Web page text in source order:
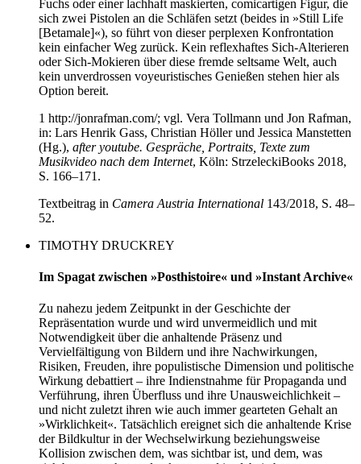
Fuchs oder einer lachhaft maskierten, comicartigen Figur, die
sich zwei Pistolen an die Schläfen setzt (beides in »Still Life
[Betamale]«), so führt von dieser perplexen Konfrontation
kein einfacher Weg zurück. Kein reflexhaftes Sich-Alterieren
oder Sich-Mokieren über diese fremde seltsame Welt, auch
kein unverdrossen voyeuristisches Genießen stehen hier als
Option bereit.
1 http://jonrafman.com/; vgl. Vera Tollmann und Jon Rafman,
in: Lars Henrik Gass, Christian Höller und Jessica Manstetten
(Hg.), after youtube. Gespräche, Portraits, Texte zum
Musikvideo nach dem Internet, Köln: StrzeleckiBooks 2018,
S. 166–171.
Textbeitrag in Camera Austria International 143/2018, S. 48–
52.
TIMOTHY DRUCKREY
Im Spagat zwischen »Posthistoire« und »Instant Archive«
Zu nahezu jedem Zeitpunkt in der Geschichte der
Repräsentation wurde und wird unvermeidlich und mit
Notwendigkeit über die anhaltende Präsenz und
Vervielfältigung von Bildern und ihre Nachwirkungen,
Risiken, Freuden, ihre populistische Dimension und politische
Wirkung debattiert – ihre Indienstnahme für Propaganda und
Verführung, ihren Überfluss und ihre Unausweichlichkeit –
und nicht zuletzt ihren wie auch immer gearteten Gehalt an
»Wirklichkeit«. Tatsächlich ereignet sich die anhaltende Krise
der Bildkultur in der Wechselwirkung beziehungsweise
Kollision zwischen dem, was sichtbar ist, und dem, was